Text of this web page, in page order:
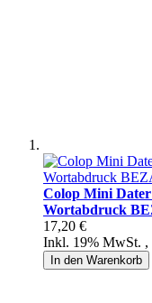
Colop Mini
Wortabdruck
17,20 €
Inkl. 19% MwSt. ,
In den Warenkorb